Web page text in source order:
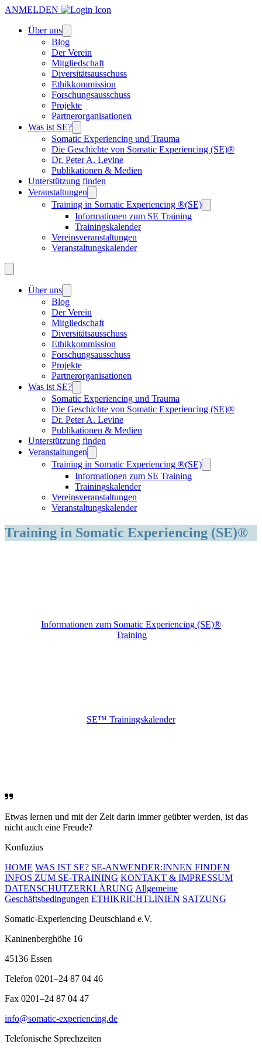
ANMELDEN
Über uns
Blog
Der Verein
Mitgliedschaft
Diversitätsausschuss
Ethikkommission
Forschungsausschuss
Projekte
Partnerorganisationen
Was ist SE?
Somatic Experiencing und Trauma
Die Geschichte von Somatic Experiencing (SE)®
Dr. Peter A. Levine
Publikationen & Medien
Unterstützung finden
Veranstaltungen
Training in Somatic Experiencing ®(SE)
Informationen zum SE Training
Trainingskalender
Vereinsveranstaltungen
Veranstaltungskalender
Über uns
Blog
Der Verein
Mitgliedschaft
Diversitätsausschuss
Ethikkommission
Forschungsausschuss
Projekte
Partnerorganisationen
Was ist SE?
Somatic Experiencing und Trauma
Die Geschichte von Somatic Experiencing (SE)®
Dr. Peter A. Levine
Publikationen & Medien
Unterstützung finden
Veranstaltungen
Training in Somatic Experiencing ®(SE)
Informationen zum SE Training
Trainingskalender
Vereinsveranstaltungen
Veranstaltungskalender
Training in Somatic Experiencing (SE)®
Informationen zum Somatic Experiencing (SE)®
Training
SE™ Trainingskalender
Etwas lernen und mit der Zeit darin immer geübter werden, ist das
nicht auch eine Freude?
Konfuzius
HOME WAS IST SE? SE-ANWENDER:INNEN FINDEN
INFOS ZUM SE-TRAINING KONTAKT & IMPRESSUM
DATENSCHUTZERKLÄRUNG Allgemeine
Geschäftsbedingungen ETHIKRICHTLINIEN SATZUNG
Somatic-Experiencing Deutschland e.V.
Kaninenberghöhe 16
45136 Essen
Telefon 0201–24 87 04 46
Fax 0201–24 87 04 47
info@somatic-experiencing.de
Telefonische Sprechzeiten